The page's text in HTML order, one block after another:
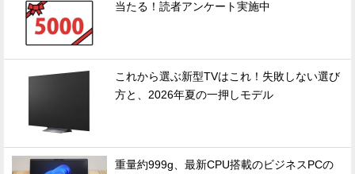
当たる！読者アンケート実施中
これから選ぶ新型TVはこれ！失敗しない選び
方と、2026年夏の一押しモデル
重量約999g、最新CPU搭載のビジネスPCの